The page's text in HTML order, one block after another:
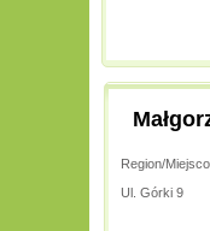
Region/
Ul. Górki 9